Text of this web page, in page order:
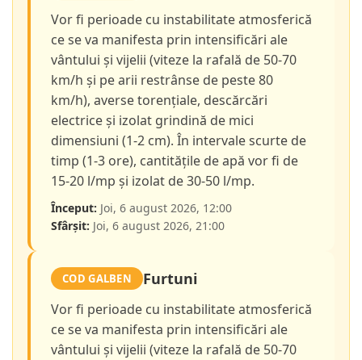
Vor fi perioade cu instabilitate atmosferică
ce se va manifesta prin intensificări ale
vântului și vijelii (viteze la rafală de 50-70
km/h și pe arii restrânse de peste 80
km/h), averse torențiale, descărcări
electrice și izolat grindină de mici
dimensiuni (1-2 cm). În intervale scurte de
timp (1-3 ore), cantitățile de apă vor fi de
15-20 l/mp și izolat de 30-50 l/mp.
Început: Joi, 6 august 2026, 12:00
Sfârșit: Joi, 6 august 2026, 21:00
COD GALBEN Furtuni
Vor fi perioade cu instabilitate atmosferică
ce se va manifesta prin intensificări ale
vântului și vijelii (viteze la rafală de 50-70